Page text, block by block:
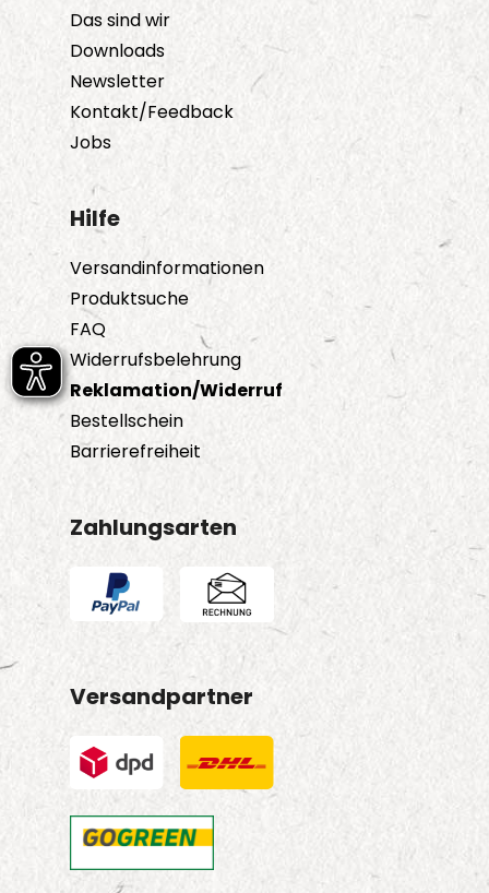
Das sind wir
Downloads
Newsletter
Kontakt/Feedback
Jobs
Hilfe
Versandinformationen
Produktsuche
FAQ
Widerrufsbelehrung
Reklamation/Widerruf
Bestellschein
Barrierefreiheit
Zahlungsarten
Versandpartner